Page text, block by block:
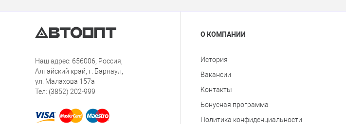
Наш адрес: 656006, Россия,
Алтайский край, г. Барнаул,
ул. Малахова 157а
Тел: (3852) 202-999
О КОМПАНИИ
История
Вакансии
Контакты
Бонусная программа
Политика конфиденциальности